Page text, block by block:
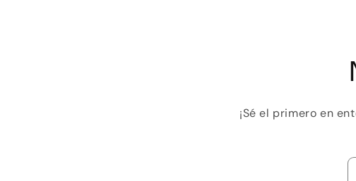
¡Sé el primero en